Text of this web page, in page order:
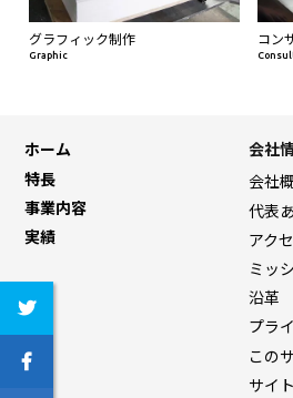
グラフィック制作
Graphic
コン
ホーム
特長
事業内容
実績
会社
会社
代表
アク
ミッ
沿革
プラ
この
サイ